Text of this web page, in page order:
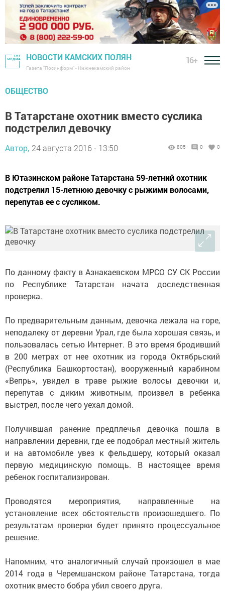
НОВОСТИ КАМСКИХ ПОЛЯН
Газета "Посинформ" - Нижнекамский район
16+
ОБЩЕСТВО
В Татарстане охотник вместо суслика
подстрелил девочку
Автор, 24 августа 2016 - 13:50 805 0 0
В Ютазинском районе Татарстана 59-летний охотник
подстрелил 15-летнюю девочку с рыжими волосами,
перепутав ее с сусликом.
По данному факту в Азнакаевском МРСО СУ СК России
по Республике Татарстан начата доследственная
проверка.
По предварительным данным, девочка лежала на горе,
неподалеку от деревни Урал, где была хорошая связь, и
пользовалась сетью Интернет. В это время бродивший
в 200 метрах от нее охотник из города Октябрьский
(Республика Башкортостан), вооруженный карабином
«Вепрь», увидел в траве рыжие волосы девочки и,
перепутав с диким животным, произвел в ребенка
выстрел, после чего уехал домой.
Получившая ранение предплечья девочка пошла в
направлении деревни, где ее подобрал местный житель
и на автомобиле увез к фельдшеру, который оказал
первую медицинскую помощь. В настоящее время
ребенок госпитализирован.
Проводятся мероприятия, направленные на
установление всех обстоятельств произошедшего. По
результатам проверки будет принято процессуальное
решение.
Напомним, что аналогичный случай произошел в мае
2014 года в Черемшанском районе Татарстана, тогда
охотник вместо бобра убил своего друга.